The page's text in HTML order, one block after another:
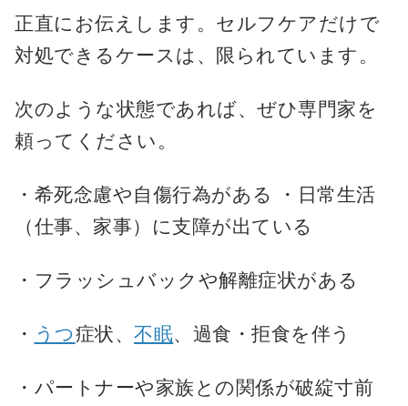
正直にお伝えします。セルフケアだけで
対処できるケースは、限られています。
次のような状態であれば、ぜひ専門家を
頼ってください。
・希死念慮や自傷行為がある ・日常生活
（仕事、家事）に支障が出ている
・フラッシュバックや解離症状がある
・ うつ症状、不眠、過食・拒食を伴う
・パートナーや家族との関係が破綻寸前